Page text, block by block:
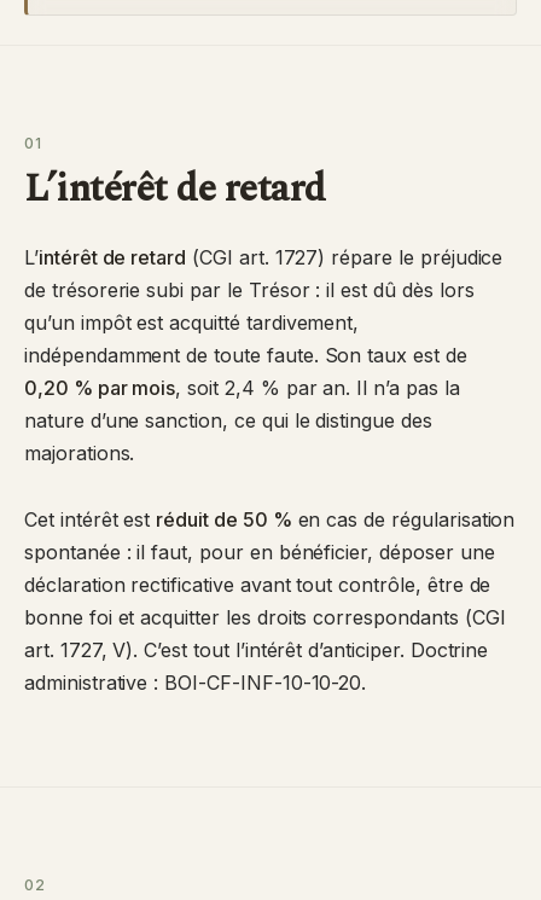
01
L’intérêt de retard
L’intérêt de retard (CGI art. 1727) répare le préjudice
de trésorerie subi par le Trésor : il est dû dès lors
qu’un impôt est acquitté tardivement,
indépendamment de toute faute. Son taux est de
0,20 % par mois, soit 2,4 % par an. Il n’a pas la
nature d’une sanction, ce qui le distingue des
majorations.
Cet intérêt est réduit de 50 % en cas de régularisation
spontanée : il faut, pour en bénéficier, déposer une
déclaration rectificative avant tout contrôle, être de
bonne foi et acquitter les droits correspondants (CGI
art. 1727, V). C’est tout l’intérêt d’anticiper. Doctrine
administrative : BOI-CF-INF-10-10-20.
02